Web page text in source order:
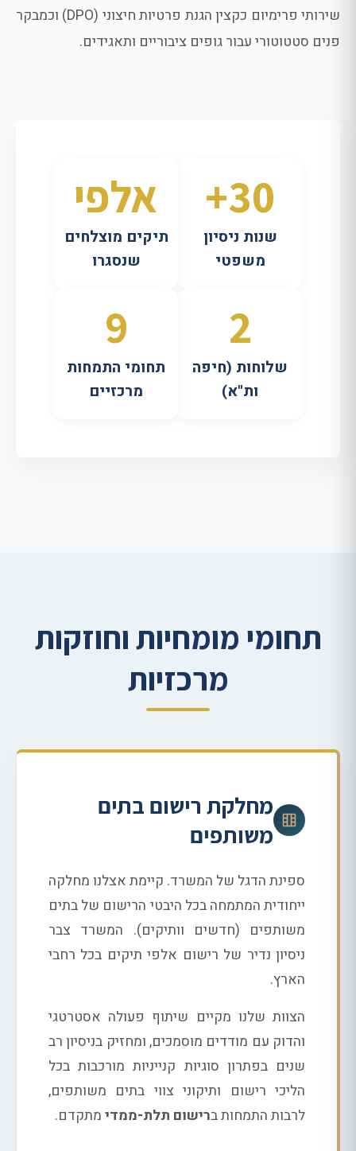
שירותי פרימיום כקצין הגנת פרטיות חיצוני (DPO) וכמבקר
פנים סטטוטורי עבור גופים ציבוריים ותאגידים.
30+
שנות ניסיון
משפטי
אלפי
תיקים מוצלחים
שנסגרו
2
שלוחות (חיפה
ות"א)
9
תחומי התמחות
מרכזיים
תחומי מומחיות וחוזקות
מרכזיות
מחלקת רישום בתים
משותפים
ספינת הדגל של המשרד. קיימת אצלנו מחלקה
ייחודית המתמחה בכל היבטי הרישום של בתים
משותפים (חדשים וותיקים). המשרד צבר
ניסיון נדיר של רישום אלפי תיקים בכל רחבי
הארץ.
הצוות שלנו מקיים שיתוף פעולה אסטרטגי
והדוק עם מודדים מוסמכים, ומחזיק בניסיון רב
שנים בפתרון סוגיות קנייניות מורכבות בכל
הליכי רישום ותיקוני צווי בתים משותפים,
לרבות התמחות ברישום תלת-ממדי מתקדם.